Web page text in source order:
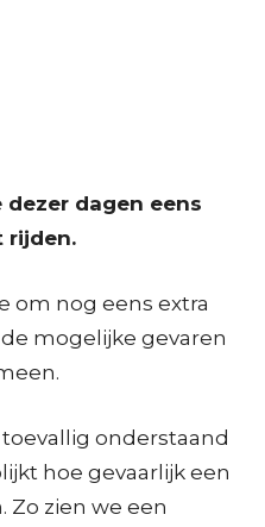
dagen eens
rijden.
om nog eens extra
mogelijke gevaren
onderstaand
hoe gevaarlijk een
Zo zien we een